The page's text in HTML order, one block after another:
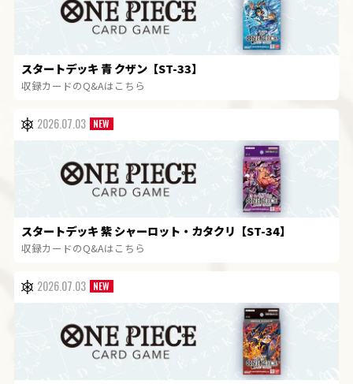
スタートデッキ 青 クザン【ST-33】
収録カードのQ&Aはこちら
2026.07.03
スタートデッキ 紫 シャーロット・カタクリ【ST-34】
収録カードのQ&Aはこちら
2026.07.03